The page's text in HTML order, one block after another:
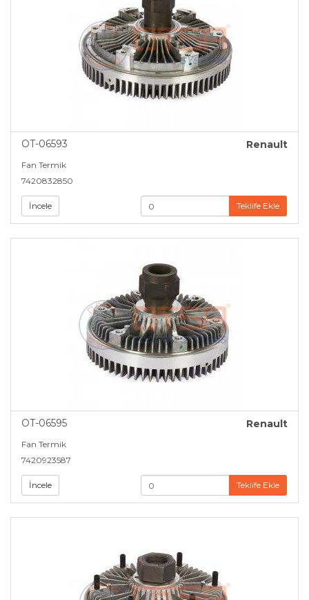
OT-06593 Renault
Fan Termik
7420832850
İncele Teklife Ekle
OT-06595 Renault
Fan Termik
7420923587
İncele Teklife Ekle